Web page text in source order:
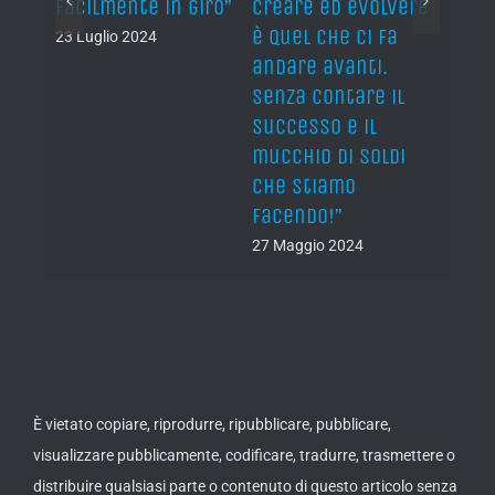
evolving, is what’s
pushing us
fuori sento tutta
l’energia di uno
spettacolo di
rock’n’roll”
24 Marzo 2025
visualizzare pubblicamente, codificare, tradurre, trasmettere o
distribuire qualsiasi parte o contenuto di questo articolo senza
previo consenso scritto da parte di METALHEAD.IT. È tuttavia